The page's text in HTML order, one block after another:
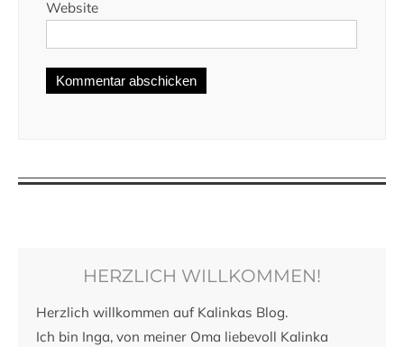
Website
HERZLICH WILLKOMMEN!
Herzlich willkommen auf Kalinkas Blog.
Ich bin Inga, von meiner Oma liebevoll Kalinka